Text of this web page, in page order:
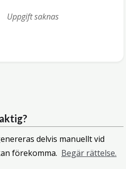
Uppgift saknas
delvis manuellt vid
förekomma. Begär rättelse.